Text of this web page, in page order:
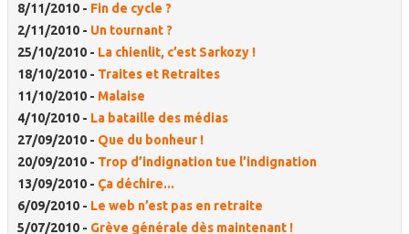
8/11/2010 - Fin de cycle ?
2/11/2010 - Un tournant ?
25/10/2010 - La chienlit, c’est Sarkozy !
18/10/2010 - Traites et Retraites
11/10/2010 - Malaise
4/10/2010 - La bataille des médias
27/09/2010 - Que du bonheur !
20/09/2010 - Trop d’indignation tue l’indignation
13/09/2010 - Ça déchire...
6/09/2010 - Le web n’est pas en retraite
5/07/2010 - Grève générale dès maintenant !